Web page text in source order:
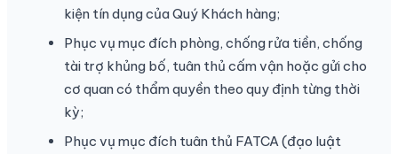
kiện tín dụng của Quý Khách hàng;
Phục vụ mục đích phòng, chống rửa tiền, chống
tài trợ khủng bố, tuân thủ cấm vận hoặc gửi cho
cơ quan có thẩm quyền theo quy định từng thời
kỳ;
Phục vụ mục đích tuân thủ FATCA (đạo luật